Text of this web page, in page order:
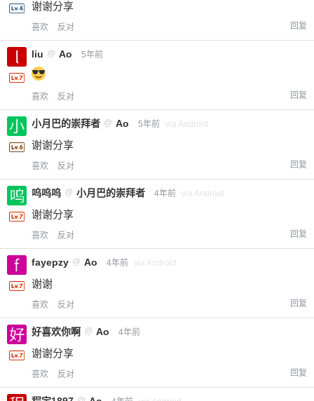
谢谢分享
喜欢 反对 回复
liu @ Ao 5年前
喜欢 反对 回复
小月巴的崇拜者 @ Ao 5年前 via Android
谢谢分享
喜欢 反对 回复
呜呜呜 @ 小月巴的崇拜者 4年前 via Android
谢谢分享
喜欢 反对 回复
fayepzy @ Ao 4年前 via Android
谢谢
喜欢 反对 回复
好喜欢你啊 @ Ao 4年前
谢谢分享
喜欢 反对 回复